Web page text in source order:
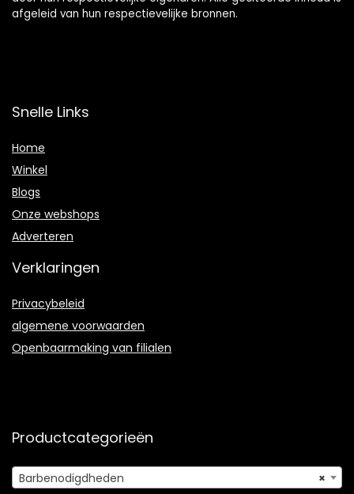
afgeleid van hun respectievelijke bronnen.
Snelle Links
Home
Winkel
Blogs
Onze webshops
Adverteren
Verklaringen
Privacybeleid
algemene voorwaarden
Openbaarmaking van filialen
Productcategorieën
×
Barbenodigdheden